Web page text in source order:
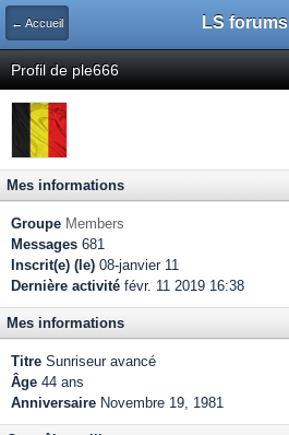
← Accueil LS forums
Profil de ple666
Mes informations
Groupe Members
Messages 681
Inscrit(e) (le) 08-janvier 11
Dernière activité févr. 11 2019 16:38
Mes informations
Titre Sunriseur avancé
Âge 44 ans
Anniversaire Novembre 19, 1981